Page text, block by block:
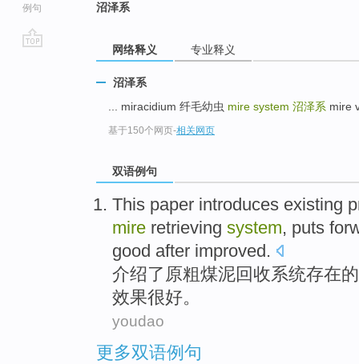
例句
沼泽系
网络释义 专业释义
沼泽系
... miracidium 纤毛幼虫 mire system 沼泽系 mire
基于150个网页-相关网页
双语例句
This paper introduces existing
mire retrieving system, puts
good after improved .
介绍了 原粗煤泥回收系统存在的
效果很好。
youdao
更多双语例句